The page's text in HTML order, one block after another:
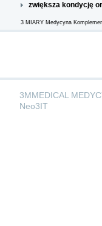
zwiększa kondycję
3 MIARY Medycyna
3MMEDICAL
Neo3IT